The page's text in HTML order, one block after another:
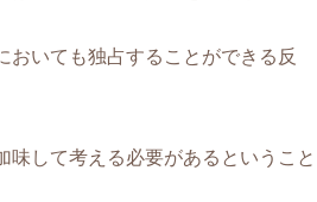
おいても独占することができる反
して考える必要があるということ